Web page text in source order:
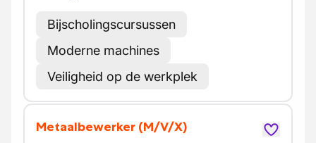
Bijscholingscursussen
Moderne machines
Veiligheid op de werkplek
Metaalbewerker (M/V/X)